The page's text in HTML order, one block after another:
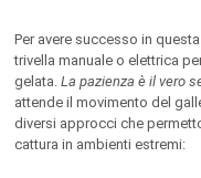
Per avere successo in
trivella manuale o elettrica
gelata. La pazienza è il vero
attende il movimento del
diversi approcci che
cattura in ambienti estremi: